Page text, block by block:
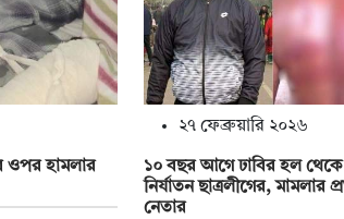
ওপর হামলার
২৭ ফেব্রুয়ারি ২০২৬
১০ বছর আগে ঢাবির হল
নির্যাতন ছাত্রলীগের, মামলার
নেতার